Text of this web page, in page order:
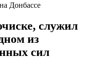
Донбассе
служил
из
сил